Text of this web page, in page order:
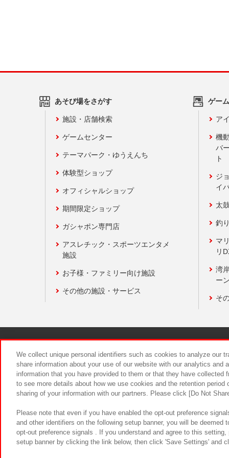
あそび場をさがす
施設・店舗検索
ゲームセンター
テーマパーク・ゆうえんち
体験型ショップ
オフィシャルショップ
期間限定ショップ
ガシャポン専門店
アスレチック・スポーツエンタメ
施設
お子様・ファミリー向け施設
その他の施設・サービス
ゲー
ア
機
バ
ト
ジ
イ
太
釣
マ
リ
湾
ー
そ
食品のご
We collect unique personal identifiers such as cookies to analyze our
share information about your use of our website with our analytics and
information that you have provided to them or that they have
to see more details about how we use cookies and the retention
sharing of your information with our partners. Please click [Do Not
Please note that even if you have enabled the opt-out preference
and other identifiers on the following setup banner, you will be
opt-out preference signals . If you understand and agree to this
setup banner by clicking the link below, then click 'Save Settings' and